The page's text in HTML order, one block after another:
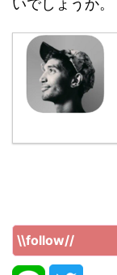
\\follow//